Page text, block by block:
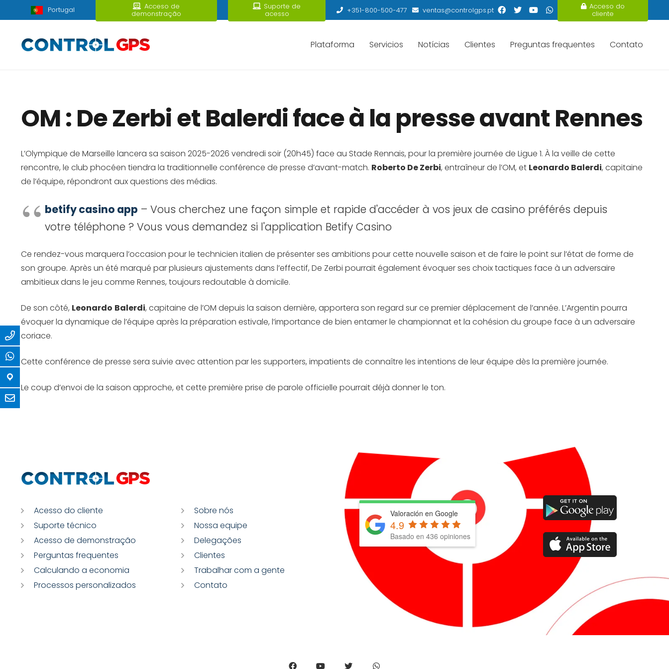
Portugal Acceso de
demonstração
Suporte de
acesso +351-800-500-477 ventas@controlgps.pt Acceso do
cliente
Plataforma Servicios Notícias Clientes Preguntas frequentes Contato
OM : De Zerbi et Balerdi face à la presse avant Rennes
L’Olympique de Marseille lancera sa saison 2025-2026 vendredi soir (20h45) face au Stade Rennais, pour la première journée de Ligue 1. À la veille de cette
rencontre, le club phocéen tiendra la traditionnelle conférence de presse d’avant-match. Roberto De Zerbi, entraîneur de l’OM, et Leonardo Balerdi, capitaine
de l’équipe, répondront aux questions des médias.
betify casino app – Vous cherchez une façon simple et rapide d'accéder à vos jeux de casino préférés depuis
votre téléphone ? Vous vous demandez si l'application Betify Casino
Ce rendez-vous marquera l’occasion pour le technicien italien de présenter ses ambitions pour cette nouvelle saison et de faire le point sur l’état de forme de
son groupe. Après un été marqué par plusieurs ajustements dans l’effectif, De Zerbi pourrait également évoquer ses choix tactiques face à un adversaire
ambitieux dans le jeu comme Rennes, toujours redoutable à domicile.
De son côté, Leonardo Balerdi, capitaine de l’OM depuis la saison dernière, apportera son regard sur ce premier déplacement de l’année. L’Argentin pourra
évoquer la dynamique de l’équipe après la préparation estivale, l’importance de bien entamer le championnat et la cohésion du groupe face à un adversaire
coriace.
Cette conférence de presse sera suivie avec attention par les supporters, impatients de connaître les intentions de leur équipe dès la première journée.
Le coup d’envoi de la saison approche, et cette première prise de parole officielle pourrait déjà donner le ton.
Acesso do cliente
Suporte técnico
Acesso de demonstração
Perguntas frequentes
Calculando a economia
Processos personalizados
Sobre nós
Nossa equipe
Delegações
Clientes
Trabalhar com a gente
Contato
Valoración en Google
4.9
Basado en 436 opiniones